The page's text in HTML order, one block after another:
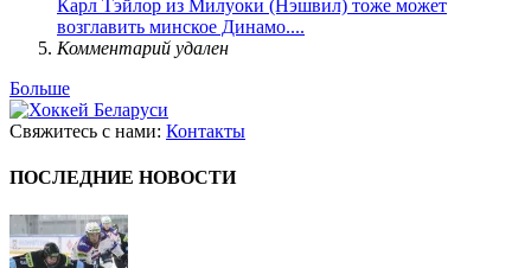
Карл Тэйлор из Милуоки (Нэшвил) тоже может
возглавить минское Динамо....
Комментарий удален
Больше
Свяжитесь с нами: Контакты
ПОСЛЕДНИЕ НОВОСТИ